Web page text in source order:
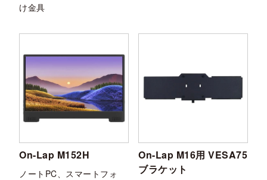
け金具
On-Lap M152H
ノートPC、スマートフォ
On-Lap M16用 VESA75
ブラケット